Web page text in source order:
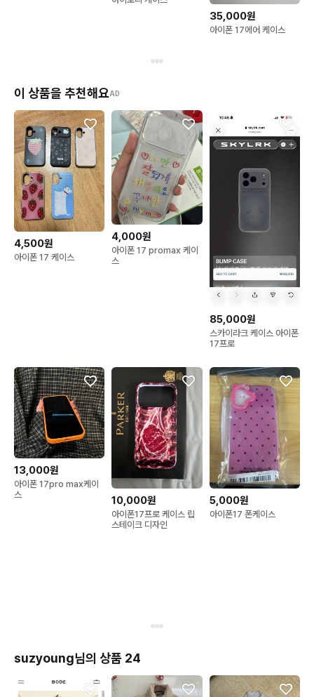
35,000원
아이폰 17에어 케이스
이 상품을 추천해요AD
4,500원
아이폰 17 케이스
4,000원
아이폰 17 promax 케이
스
85,000원
스카이라크 케이스 아이폰
17프로
13,000원
아이폰 17pro max케이
스
10,000원
아이폰17프로 케이스 립
스테이크 디자인
5,000원
아이폰17 폰케이스
suzyoung님의 상품 24